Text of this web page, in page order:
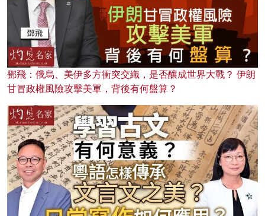
鄧飛：俄烏、美伊多方衝突交織，是否釀成世界大戰？ 伊朗
甘冒政權風險攻擊美軍，背後有何盤算？